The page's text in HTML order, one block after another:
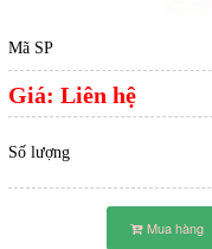
Mã SP
Giá: Liên hệ
Số lượng
Mua hàng